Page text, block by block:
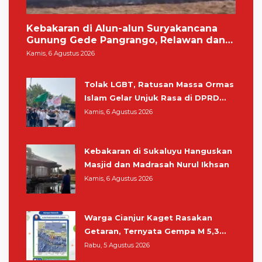
Kebakaran di Alun-alun Suryakancana
Gunung Gede Pangrango, Relawan dan
Warga Masih Bersiaga
Kamis, 6 Agustus 2026
Tolak LGBT, Ratusan Massa Ormas
Islam Gelar Unjuk Rasa di DPRD
Cianjur
Kamis, 6 Agustus 2026
Kebakaran di Sukaluyu Hanguskan
Masjid dan Madrasah Nurul Ikhsan
Kamis, 6 Agustus 2026
Warga Cianjur Kaget Rasakan
Getaran, Ternyata Gempa M 5,3
Berpusat di Pangandaran
Rabu, 5 Agustus 2026